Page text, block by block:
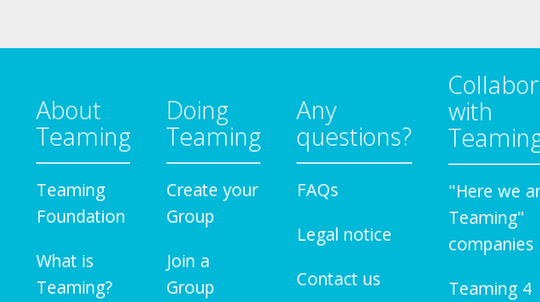
About
Teaming
Teaming
Foundation
What is
Teaming?
Doing
Teaming
Create your
Group
Join a
Group
Any
questions?
FAQs
Legal notice
Contact us
with
"Here we
Teaming"
companies
Teaming 4